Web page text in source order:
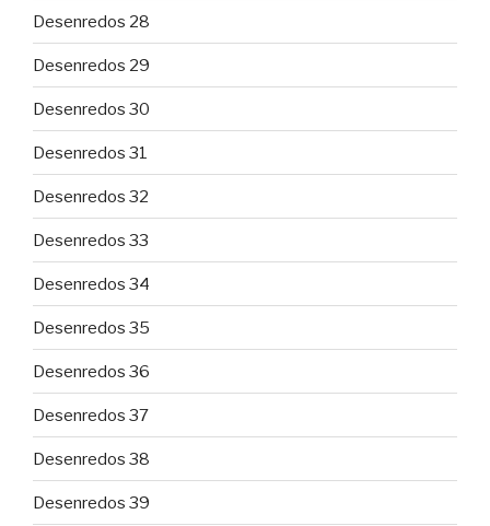
Desenredos 28
Desenredos 29
Desenredos 30
Desenredos 31
Desenredos 32
Desenredos 33
Desenredos 34
Desenredos 35
Desenredos 36
Desenredos 37
Desenredos 38
Desenredos 39